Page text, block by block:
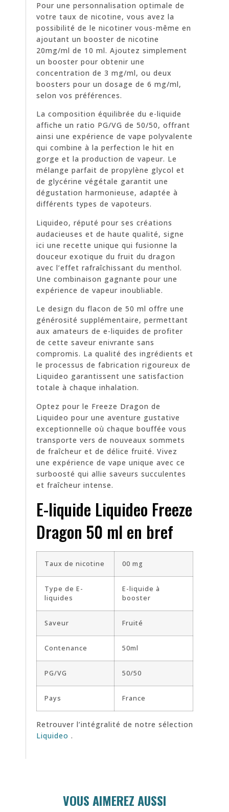
Pour une personnalisation optimale de
votre taux de nicotine, vous avez la
possibilité de le nicotiner vous-même en
ajoutant un booster de nicotine
20mg/ml de 10 ml. Ajoutez simplement
un booster pour obtenir une
concentration de 3 mg/ml, ou deux
boosters pour un dosage de 6 mg/ml,
selon vos préférences.
La composition équilibrée du e-liquide
affiche un ratio PG/VG de 50/50, offrant
ainsi une expérience de vape polyvalente
qui combine à la perfection le hit en
gorge et la production de vapeur. Le
mélange parfait de propylène glycol et
de glycérine végétale garantit une
dégustation harmonieuse, adaptée à
différents types de vapoteurs.
Liquideo, réputé pour ses créations
audacieuses et de haute qualité, signe
ici une recette unique qui fusionne la
douceur exotique du fruit du dragon
avec l’effet rafraîchissant du menthol.
Une combinaison gagnante pour une
expérience de vapeur inoubliable.
Le design du flacon de 50 ml offre une
générosité supplémentaire, permettant
aux amateurs de e-liquides de profiter
de cette saveur enivrante sans
compromis. La qualité des ingrédients et
le processus de fabrication rigoureux de
Liquideo garantissent une satisfaction
totale à chaque inhalation.
Optez pour le Freeze Dragon de
Liquideo pour une aventure gustative
exceptionnelle où chaque bouffée vous
transporte vers de nouveaux sommets
de fraîcheur et de délice fruité. Vivez
une expérience de vape unique avec ce
surboosté qui allie saveurs succulentes
et fraîcheur intense.
E-liquide Liquideo Freeze
Dragon 50 ml en bref
Taux de nicotine 00 mg
Type de E-
liquides
E-liquide à
booster
Saveur Fruité
Contenance 50ml
PG/VG 50/50
Pays France
Retrouver l’intégralité de notre sélection
Liquideo .
VOUS AIMEREZ AUSSI